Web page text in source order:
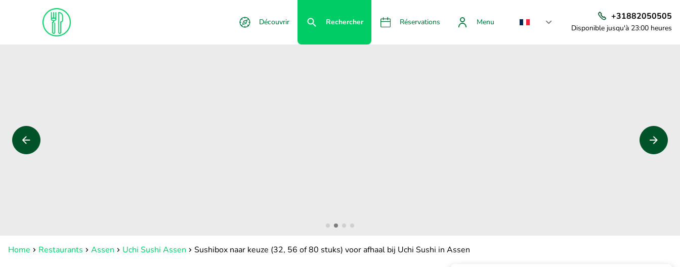
Découvrir Rechercher Réservations Menu
+31882050505
Disponible jusqu'à 23:00 heures
Home Restaurants Assen Uchi Sushi Assen Sushibox naar keuze (32, 56 of 80 stuks) voor afhaal bij Uchi Sushi in Assen